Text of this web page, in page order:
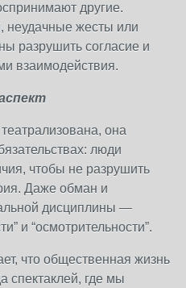
другие.
неудачные жесты или
разрушить согласие и
взаимодействия.
она
люди
чтобы не разрушить
Даже обман и
дисциплины —
и “осмотрительности”.
что общественная жизнь
спектаклей, где мы